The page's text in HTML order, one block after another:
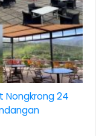
Nongkrong 24